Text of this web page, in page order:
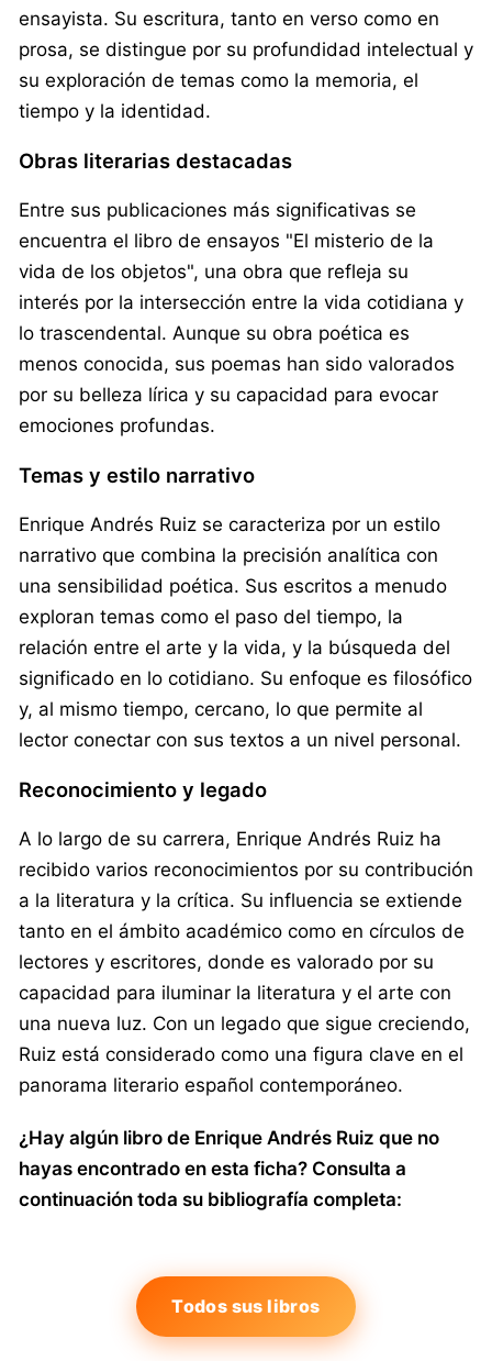
ensayista. Su escritura, tanto en verso como en
prosa, se distingue por su profundidad intelectual y
su exploración de temas como la memoria, el
tiempo y la identidad.
Obras literarias destacadas
Entre sus publicaciones más significativas se
encuentra el libro de ensayos "El misterio de la
vida de los objetos", una obra que refleja su
interés por la intersección entre la vida cotidiana y
lo trascendental. Aunque su obra poética es
menos conocida, sus poemas han sido valorados
por su belleza lírica y su capacidad para evocar
emociones profundas.
Temas y estilo narrativo
Enrique Andrés Ruiz se caracteriza por un estilo
narrativo que combina la precisión analítica con
una sensibilidad poética. Sus escritos a menudo
exploran temas como el paso del tiempo, la
relación entre el arte y la vida, y la búsqueda del
significado en lo cotidiano. Su enfoque es filosófico
y, al mismo tiempo, cercano, lo que permite al
lector conectar con sus textos a un nivel personal.
Reconocimiento y legado
A lo largo de su carrera, Enrique Andrés Ruiz ha
recibido varios reconocimientos por su contribución
a la literatura y la crítica. Su influencia se extiende
tanto en el ámbito académico como en círculos de
lectores y escritores, donde es valorado por su
capacidad para iluminar la literatura y el arte con
una nueva luz. Con un legado que sigue creciendo,
Ruiz está considerado como una figura clave en el
panorama literario español contemporáneo.
¿Hay algún libro de Enrique Andrés Ruiz que no
hayas encontrado en esta ficha? Consulta a
continuación toda su bibliografía completa:
Todos sus libros